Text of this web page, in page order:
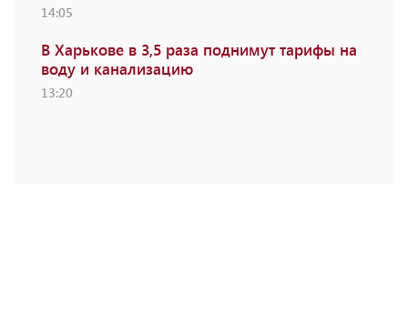
14:05
В Харькове в 3,5 раза поднимут тарифы на
воду и канализацию
13:20